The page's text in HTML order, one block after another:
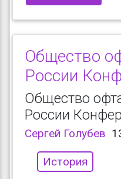
Общество
России
Общество
России
Сергей Голубев
История